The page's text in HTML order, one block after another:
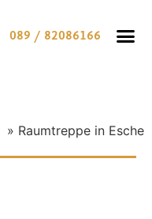
089 / 82086166
» Raumtreppe in Esche